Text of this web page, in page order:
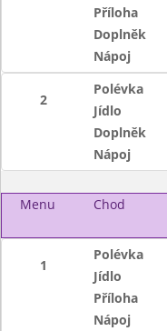
Příloha
Doplněk
Nápoj
2
Polévka
Jídlo
Doplněk
Nápoj
Menu Chod
1
Polévka
Jídlo
Příloha
Nápoj